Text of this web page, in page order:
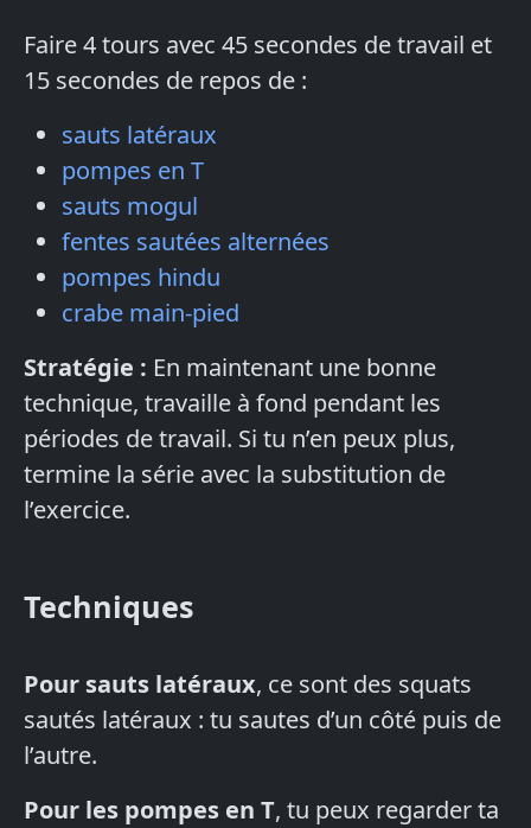
Faire 4 tours avec 45 secondes de travail et
15 secondes de repos de :
sauts latéraux
pompes en T
sauts mogul
fentes sautées alternées
pompes hindu
crabe main-pied
Stratégie : En maintenant une bonne
technique, travaille à fond pendant les
périodes de travail. Si tu n’en peux plus,
termine la série avec la substitution de
l’exercice.
Techniques
Pour sauts latéraux, ce sont des squats
sautés latéraux : tu sautes d’un côté puis de
l’autre.
Pour les pompes en T, tu peux regarder ta